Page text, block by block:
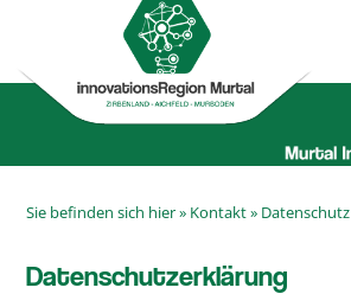
Sie befinden sich hier » Kontakt» Datenschutz
Datenschutzerklärung